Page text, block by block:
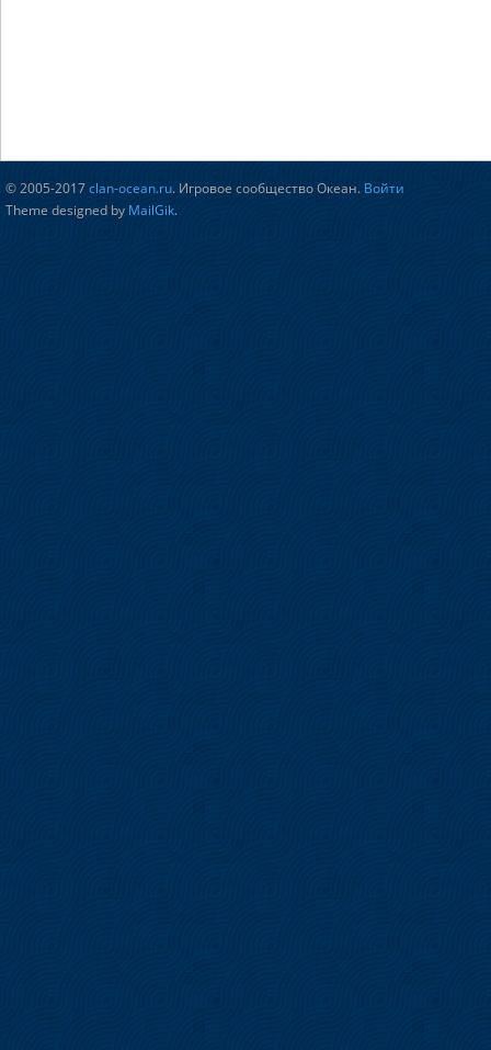
© 2005-2017clan-ocean.ru. Игровое сообщество Океан. Войти
Theme designed by MailGik.